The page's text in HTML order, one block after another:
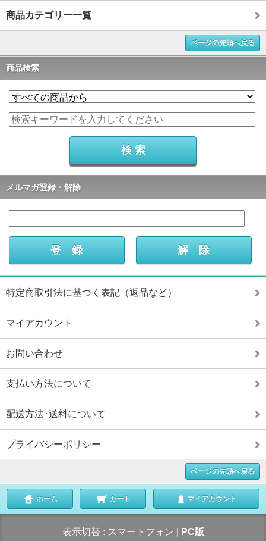
商品カテゴリー一覧
ページの先頭へ戻る
商品検索
メルマガ登録・解除
特定商取引法に基づく表記（返品など）
マイアカウント
お問い合わせ
支払い方法について
配送方法･送料について
プライバシーポリシー
ページの先頭へ戻る
ホーム カート マイアカウント
表示切替 : スマートフォン PC版